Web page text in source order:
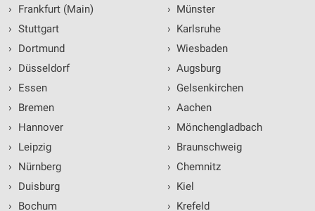
›
Frankfurt (Main)
› Stuttgart
›
Dortmund
›
Düsseldorf
›
Essen
›
Bremen
›
Hannover
›
Leipzig
›
Nürnberg
›
Duisburg
›
Bochum
› Münster
› Karlsruhe
› Wiesbaden
› Augsburg
› Gelsenkirchen
› Aachen
› Mönchengladbach
› Braunschweig
› Chemnitz
› Kiel
› Krefeld